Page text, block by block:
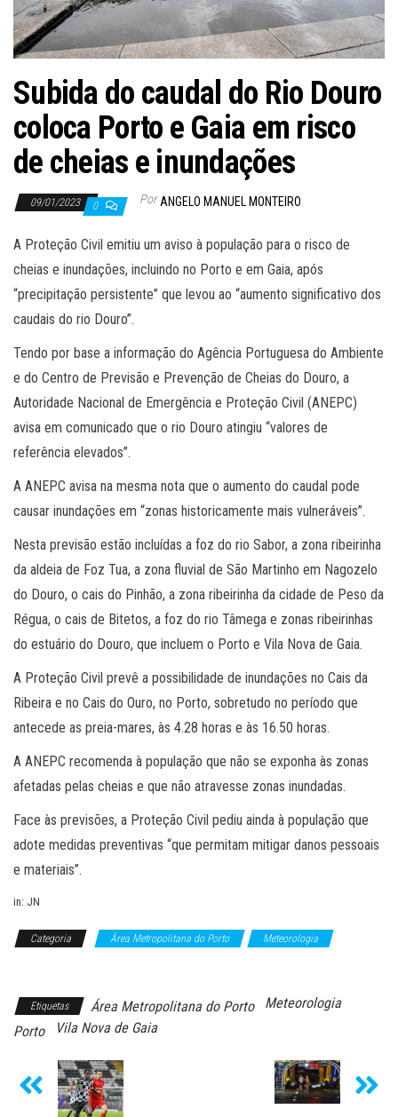
Subida do caudal do Rio Douro
coloca Porto e Gaia em risco
de cheias e inundações
09/01/2023 0 Por ANGELO MANUEL MONTEIRO
A Proteção Civil emitiu um aviso à população para o risco de
cheias e inundações, incluindo no Porto e em Gaia, após
“precipitação persistente” que levou ao “aumento significativo dos
caudais do rio Douro”.
Tendo por base a informação do Agência Portuguesa do Ambiente
e do Centro de Previsão e Prevenção de Cheias do Douro, a
Autoridade Nacional de Emergência e Proteção Civil (ANEPC)
avisa em comunicado que o rio Douro atingiu “valores de
referência elevados”.
A ANEPC avisa na mesma nota que o aumento do caudal pode
causar inundações em “zonas historicamente mais vulneráveis”.
Nesta previsão estão incluídas a foz do rio Sabor, a zona ribeirinha
da aldeia de Foz Tua, a zona fluvial de São Martinho em Nagozelo
do Douro, o cais do Pinhão, a zona ribeirinha da cidade de Peso da
Régua, o cais de Bitetos, a foz do rio Tâmega e zonas ribeirinhas
do estuário do Douro, que incluem o Porto e Vila Nova de Gaia.
A Proteção Civil prevê a possibilidade de inundações no Cais da
Ribeira e no Cais do Ouro, no Porto, sobretudo no período que
antecede as preia-mares, às 4.28 horas e às 16.50 horas.
A ANEPC recomenda à população que não se exponha às zonas
afetadas pelas cheias e que não atravesse zonas inundadas.
Face às previsões, a Proteção Civil pediu ainda à população que
adote medidas preventivas “que permitam mitigar danos pessoais
e materiais”.
in: JN
Categoria Área Metropolitana do Porto
Meteorologia
Etiquetas Área Metropolitana do Porto
Meteorologia
Porto
Vila Nova de Gaia